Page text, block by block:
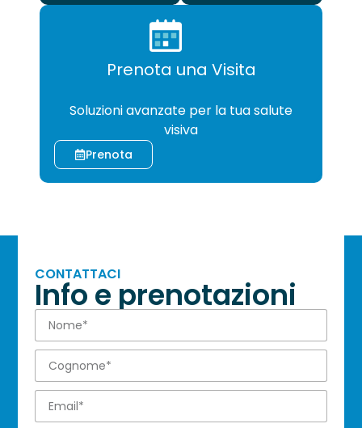
Prenota una Visita
Soluzioni avanzate per la tua salute
visiva
Prenota
CONTATTACI
Info e prenotazioni